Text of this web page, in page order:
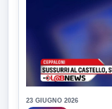
23 GIUGNO 2026